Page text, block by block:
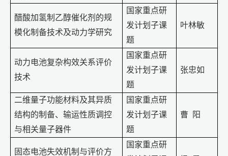
醋酸加氢制乙醇催化剂的规
模化制备技术及动力学研究
国家重点研
发计划子课
题
叶林敏
动力电池复杂构效关系评价
技术
国家重点研
发计划子课
题
张忠如
二维量子功能材料及其异质
结构的制备、输运性质调控
与相关量子器件
国家重点研
发计划子课
题
曹 阳
固态电池失效机制与评价方
国家重点研